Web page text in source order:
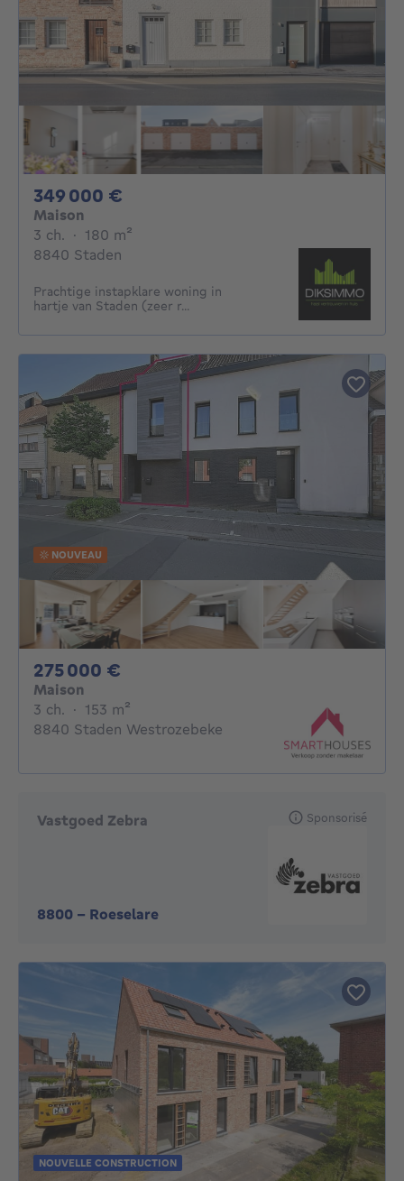
349 000 €
Maison
3 ch. 3 chambres
· 180 m²
8840 Staden
Prachtige instapklare woning in
hartje van Staden (zeer r...
NOUVEAU
275 000 €
Maison
3 ch. 3 chambres
· 153 m²
8840 Staden Westrozebeke
Vastgoed Zebra
8800 - Roeselare
Sponsorisé
NOUVELLE CONSTRUCTION